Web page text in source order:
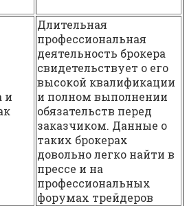
и
Длительная
профессиональная
деятельность брокера
свидетельствует о его
высокой квалификации
и полном выполнении
обязательств перед
заказчиком. Данные о
таких брокерах
довольно легко найти в
прессе и на
профессиональных
форумах трейдеров